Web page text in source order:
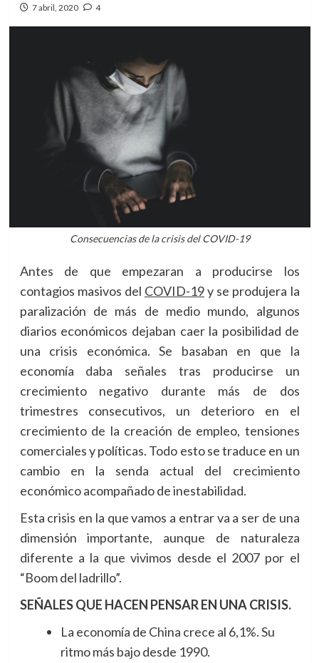
7 abril, 2020 4
Consecuencias de la crisis del COVID-19
Antes de que empezaran a producirse los
contagios masivos del COVID-19y se produjera la
paralización de más de medio mundo, algunos
diarios económicos dejaban caer la posibilidad de
una crisis económica. Se basaban en que la
economía daba señales tras producirse un
crecimiento negativo durante más de dos
trimestres consecutivos, un deterioro en el
crecimiento de la creación de empleo, tensiones
comerciales y políticas. Todo esto se traduce en un
cambio en la senda actual del crecimiento
económico acompañado de inestabilidad.
Esta crisis en la que vamos a entrar va a ser de una
dimensión importante, aunque de naturaleza
diferente a la que vivimos desde el 2007 por el
“Boom del ladrillo”.
SEÑALES QUE HACEN PENSAR EN UNA CRISIS.
La economía de China crece al 6,1%. Su
ritmo más bajo desde 1990.